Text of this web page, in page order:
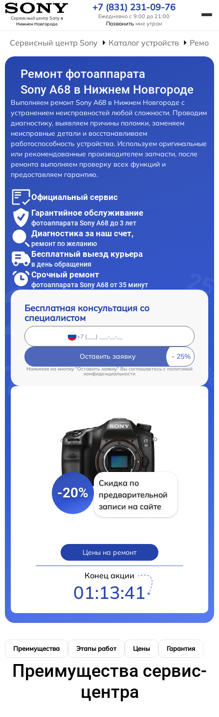
Сервисный центр Sonyв
Нижнем Новгороде
+7 (831) 231-09-76
Ежедневно с 9:00 до 21:00
Позвонить мне утром
Сервисный центр Sony Каталог устройств
Ремонт фотоаппарата
Sony A68 в Нижнем Новгороде
Выполняем ремонт Sony A68 в Нижнем Новгороде с
устранением неисправностей любой сложности. Проводим
диагностику, выявляем причины поломки, заменяем
неисправные детали и восстанавливаем
работоспособность устройства. Используем оригинальные
или рекомендованные производителем запчасти, после
ремонта выполняем проверку всех функций и
предоставляем гарантию.
Официальный сервис
Гарантийное обслуживание
фотоаппарата Sony A68 до 3 лет
Диагностика за наш счет,
ремонт по желанию
Бесплатный выезд курьера
в день обращения
Срочный ремонт
фотоаппарата Sony A68 от 35 минут
Бесплатная консультация со
специалистом
Оставить заявку
Нажимая на кнопку "Оставить заявку" Вы соглашаетесь cполитикой
конфиденциальности
-20%
Скидка по
предварительной
записи на сайте
Цены на ремонт
Конец акции
01:13:40
Преимущества Этапы работ Цены Гарантия
Преимущества сервис-
центра